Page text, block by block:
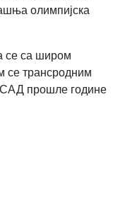
олимпијска
се са широм
се трансродним
САД прошле године